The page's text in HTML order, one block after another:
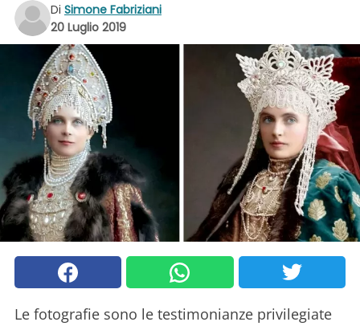
Di Simone Fabriziani
20 Luglio 2019
Le fotografie sono le testimonianze privilegiate